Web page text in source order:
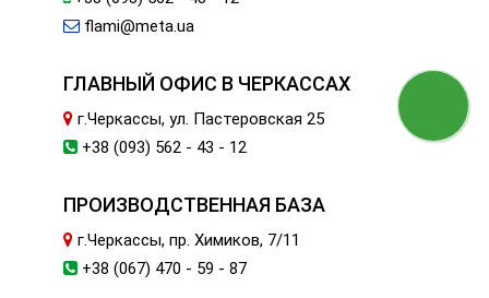
flami@meta.ua
ГЛАВНЫЙ ОФИС В ЧЕРКАССАХ
г.Черкассы, ул. Пастеровская 25
+38 (093) 562 - 43 - 12
ПРОИЗВОДСТВЕННАЯ БАЗА
г.Черкассы, пр. Химиков, 7/11
+38 (067) 470 - 59 - 87